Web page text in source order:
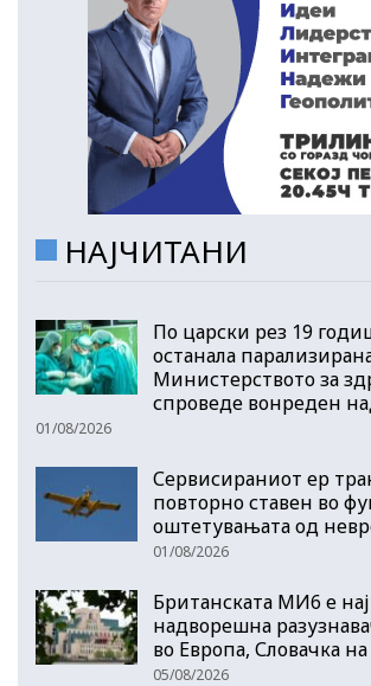
НАЈЧИТАНИ
По царски рез 19
останала
Министерството за
спроведе вонреден
01/08/2026
Сервисираниот ер
повторно ставен во
оштетувањата од
01/08/2026
Британската МИ6 е
надворешна
во Европа, Словачка
05/08/2026